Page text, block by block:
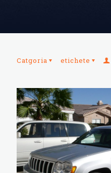
Catgoria etichete